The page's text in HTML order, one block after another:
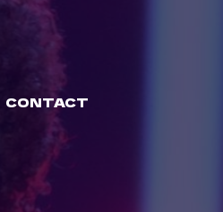
CONTACT